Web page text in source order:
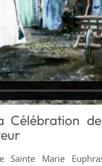
Célébration
Sainte Marie